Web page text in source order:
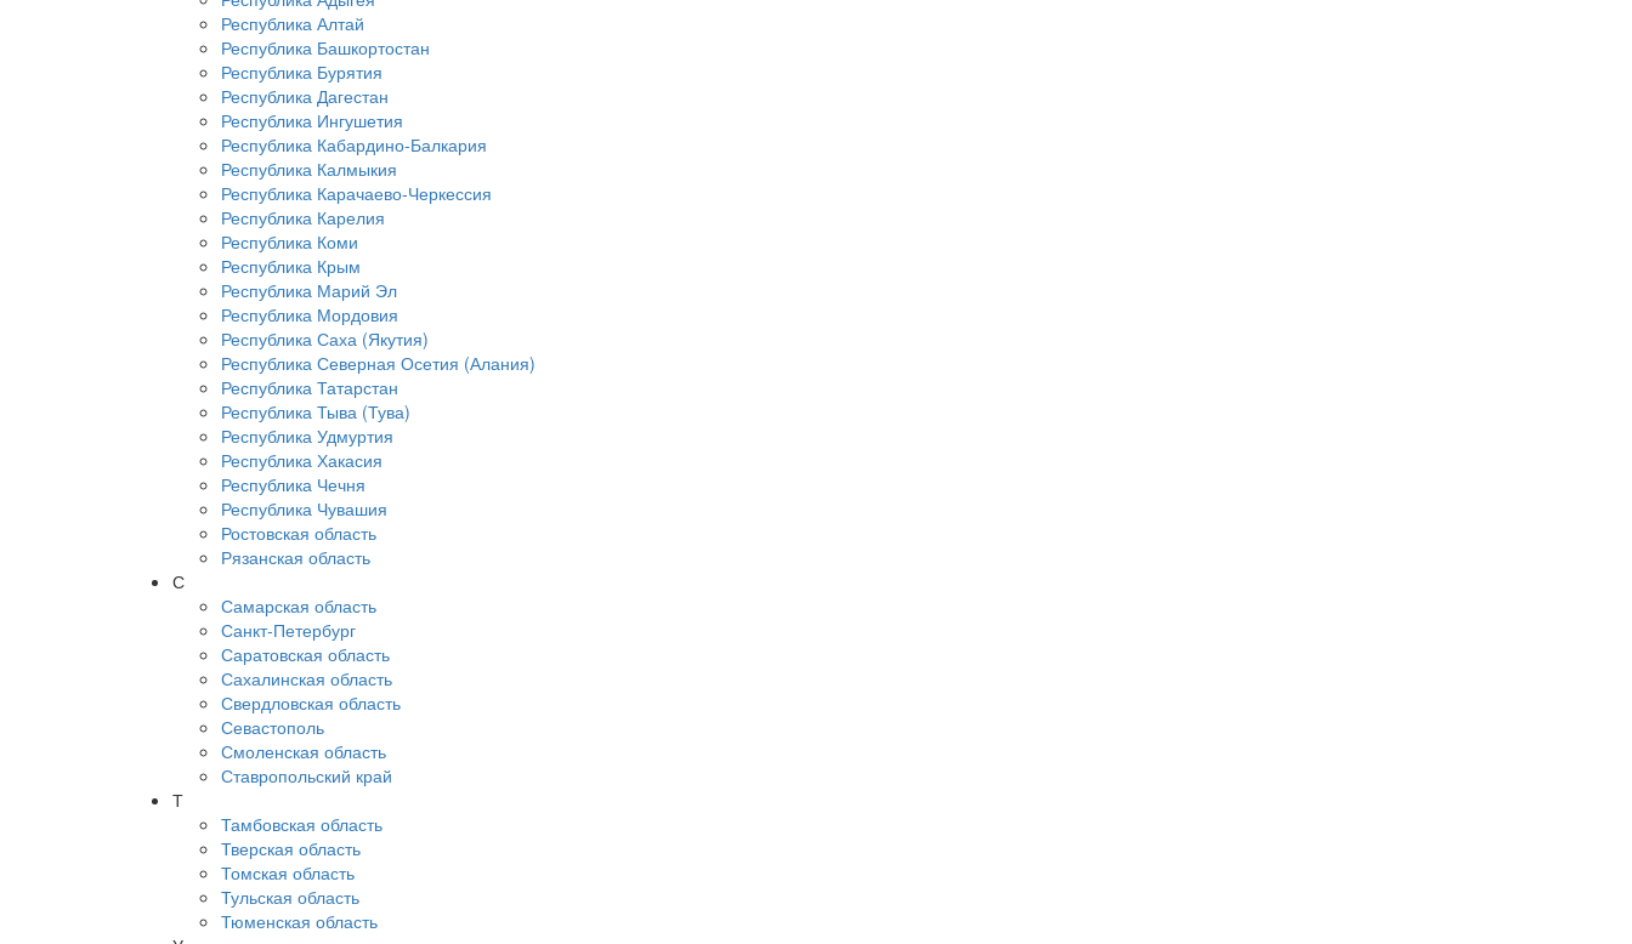
Республика Алтай
Республика Башкортостан
Республика Бурятия
Республика Дагестан
Республика Ингушетия
Республика Кабардино-Балкария
Республика Калмыкия
Республика Карачаево-Черкессия
Республика Карелия
Республика Коми
Республика Крым
Республика Марий Эл
Республика Мордовия
Республика Саха (Якутия)
Республика Северная Осетия (Алания)
Республика Татарстан
Республика Тыва (Тува)
Республика Удмуртия
Республика Хакасия
Республика Чечня
Республика Чувашия
Ростовская область
Рязанская область
С
Самарская область
Санкт-Петербург
Саратовская область
Сахалинская область
Свердловская область
Севастополь
Смоленская область
Ставропольский край
Т
Тамбовская область
Тверская область
Томская область
Тульская область
Тюменская область